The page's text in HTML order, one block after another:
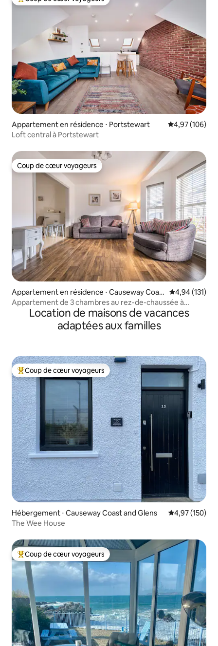
Coups de cœur voyageurs les plus appréciés
Appartement en résidence ⋅ Portstewart Évaluation
4,97 (106)
Loft central à Portstewart
Coup de cœur voyageurs
Coup de cœur voyageurs
Appartement en résidence ⋅ Causeway Coast
and Glens
Évaluation
4,94 (131)
Appartement de 3 chambres au rez-de-chaussée à
Portstewart
Location de maisons de vacances
adaptées aux familles
Coups de cœur voyageurs les plus appréciés
Coup de cœur voyageurs
Hébergement ⋅ Causeway Coast and Glens Évaluation
4,97 (150)
The Wee House
Coups de cœur voyageurs les plus appréciés
Coup de cœur voyageurs